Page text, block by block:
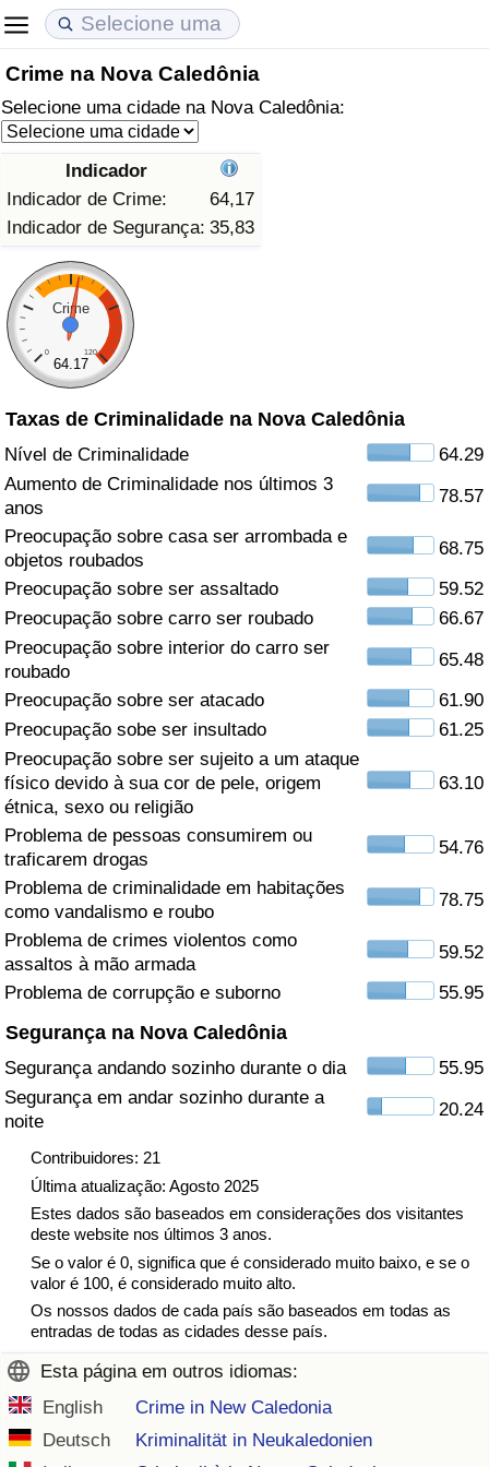
Crime na Nova Caledônia
Selecione uma cidade na Nova Caledônia:
Indicador
Indicador de Crime:
64,17
Indicador de Segurança: 35,83
Crime
0 120
64.17
Taxas de Criminalidade na Nova Caledônia
Nível de Criminalidade
64.29
Aumento de Criminalidade nos últimos 3
anos
78.57
Preocupação sobre casa ser arrombada e
objetos roubados
68.75
Preocupação sobre ser assaltado
59.52
Preocupação sobre carro ser roubado
66.67
Preocupação sobre interior do carro ser
roubado
65.48
Preocupação sobre ser atacado
61.90
Preocupação sobe ser insultado
61.25
Preocupação sobre ser sujeito a um ataque
físico devido à sua cor de pele, origem
étnica, sexo ou religião
63.10
Problema de pessoas consumirem ou
traficarem drogas
54.76
Problema de criminalidade em habitações
como vandalismo e roubo
78.75
Problema de crimes violentos como
assaltos à mão armada
59.52
Problema de corrupção e suborno
55.95
Segurança na Nova Caledônia
Segurança andando sozinho durante o dia
55.95
Segurança em andar sozinho durante a
noite
20.24
Contribuidores: 21
Última atualização: Agosto 2025
Estes dados são baseados em considerações dos visitantes
deste website nos últimos 3 anos.
Se o valor é 0, significa que é considerado muito baixo, e se o
valor é 100, é considerado muito alto.
Os nossos dados de cada país são baseados em todas as
entradas de todas as cidades desse país.
Esta página em outros idiomas:
English
Crime in New Caledonia
Deutsch
Kriminalität in Neukaledonien
Custo de Vida
Indicador de Custo de Vida (Atual)
Indicador de Custo de Vida
Indicador de Custo de Vida Por País
em Aqaba
Preços de Imóveis
Indicador de Preços de Imóveis (Atual)
Indicador de Preços de Imóveis
Indicador de Preços de Imóveis por País
Qualidade de Vida
Indicador de Qualidade de Vida
Indicador de Qualidade de Vida (Atual)
Índice de qualidade de vida por país
Crime
Taxa do Indicador de Crime (Atual)
Indicador de Crime
Índice de criminalidade por país
Saúde
Indicador de Saúde (Atual)
Indicador de Saúde
Indicador de Saúde por País
Poluição
Indicador de Poluição (Atual)
Índice de poluição
Indicador de Poluição por País
Trânsito
Indicador de Trânsito
Indicador de Trânsito (Atual)